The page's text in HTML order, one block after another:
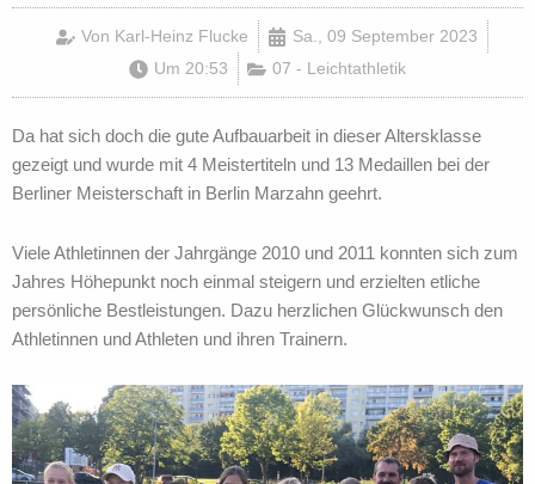
Von Karl-Heinz Flucke
Sa., 09 September 2023
Um 20:53 07 - Leichtathletik
Da hat sich doch die gute Aufbauarbeit in dieser Altersklasse
gezeigt und wurde mit 4 Meistertiteln und 13 Medaillen bei der
Berliner Meisterschaft in Berlin Marzahn geehrt.
Viele Athletinnen der Jahrgänge 2010 und 2011 konnten sich zum
Jahres Höhepunkt noch einmal steigern und erzielten etliche
persönliche Bestleistungen. Dazu herzlichen Glückwunsch den
Athletinnen und Athleten und ihren Trainern.